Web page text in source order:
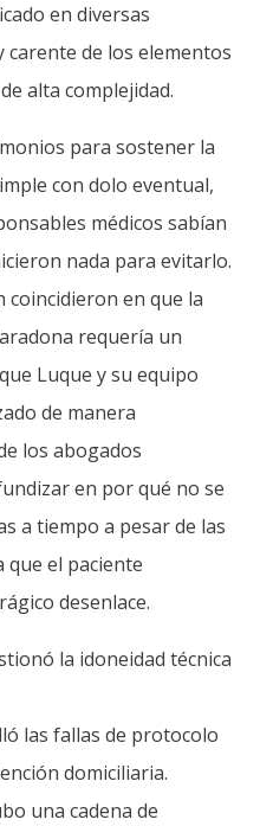
en diversas
carente de los elementos
alta complejidad.
para sostener la
con dolo eventual,
médicos sabían
nada para evitarlo.
coincidieron en que la
requería un
Luque y su equipo
de manera
los abogados
en por qué no se
a tiempo a pesar de las
que el paciente
desenlace.
la idoneidad técnica
las fallas de protocolo
domiciliaria.
una cadena de